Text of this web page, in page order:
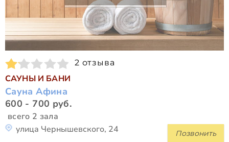
2 отзыва
САУНЫ И БАНИ
Сауна Афина
600 - 700 руб.
всего 2 зала
Позвонить
улица Чернышевского, 24